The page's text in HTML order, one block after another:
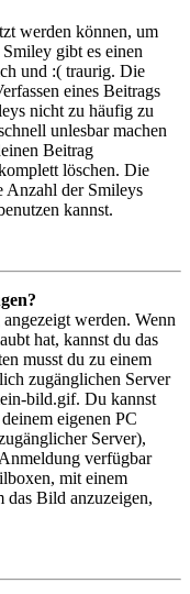
werden können, um
gibt es einen
und :( traurig. Die
eines Beitrags
nicht zu häufig zu
unlesbar machen
Beitrag
löschen. Die
Anzahl der Smileys
kannst.
werden. Wenn
hat, kannst du das
musst du zu einem
zugänglichen Server
bild.gif. Du kannst
eigenen PC
Server),
verfügbar
mit einem
das Bild anzuzeigen,